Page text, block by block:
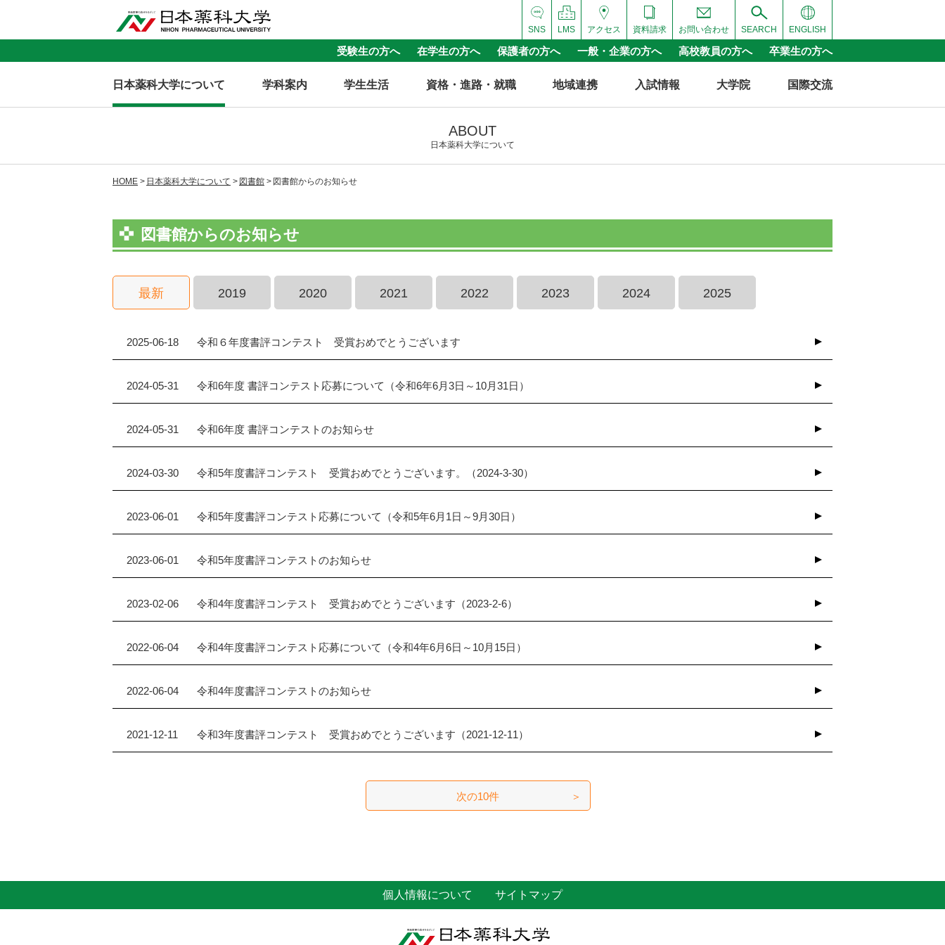
ENGLISH
SEARCH
お問い合わせ
資料請求
アクセス
LMS
SNS
受験生の方へ 在学生の方へ 保護者の方へ 一般・企業の方へ 高校教員の方へ 卒業生の方へ
日本薬科大学について 学科案内 学生生活 資格・進路・就職 地域連携 入試情報 大学院 国際交流
ABOUT
日本薬科大学について
HOME 日本薬科大学について 図書館 図書館からのお知らせ
図書館からのお知らせ
最新 2019 2020 2021 2022 2023 2024 2025
2025-06-18 令和６年度書評コンテスト 受賞おめでとうございます
2024-05-31 令和6年度 書評コンテスト応募について（令和6年6月3日～10月31日）
2024-05-31 令和6年度 書評コンテストのお知らせ
2024-03-30 令和5年度書評コンテスト 受賞おめでとうございます。（2024-3-30）
2023-06-01 令和5年度書評コンテスト応募について（令和5年6月1日～9月30日）
2023-06-01 令和5年度書評コンテストのお知らせ
2023-02-06 令和4年度書評コンテスト 受賞おめでとうございます（2023-2-6）
2022-06-04 令和4年度書評コンテスト応募について（令和4年6月6日～10月15日）
2022-06-04 令和4年度書評コンテストのお知らせ
2021-12-11 令和3年度書評コンテスト 受賞おめでとうございます（2021-12-11）
次の10件
個人情報について サイトマップ